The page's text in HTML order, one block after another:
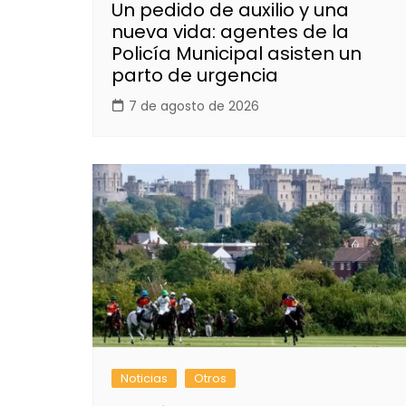
Un pedido de auxilio y una
nueva vida: agentes de la
Policía Municipal asisten un
parto de urgencia
7 de agosto de 2026
Noticias Otros